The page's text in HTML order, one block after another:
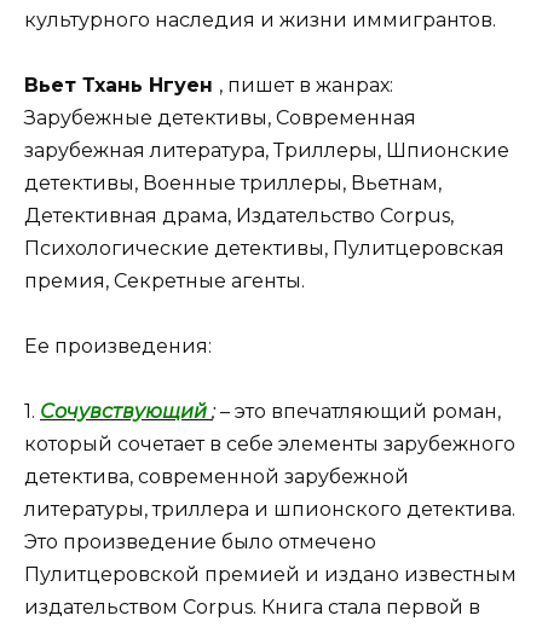
культурного наследия и жизни иммигрантов.
Вьет Тхань Нгуен , пишет в жанрах:
Зарубежные детективы, Современная
зарубежная литература, Триллеры, Шпионские
детективы, Военные триллеры, Вьетнам,
Детективная драма, Издательство Corpus,
Психологические детективы, Пулитцеровская
премия, Секретные агенты.
Ее произведения:
1. Сочувствующий ;– это впечатляющий роман,
который сочетает в себе элементы зарубежного
детектива, современной зарубежной
литературы, триллера и шпионского детектива.
Это произведение было отмечено
Пулитцеровской премией и издано известным
издательством Corpus. Книга стала первой в